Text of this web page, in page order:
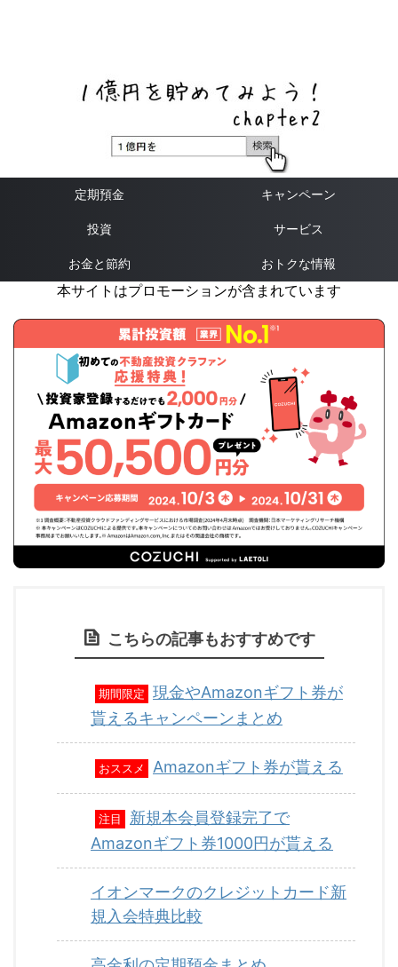
定期預金 キャンペーン
投資 サービス
お金と節約 おトクな情報
本サイトはプロモーションが含まれています
こちらの記事もおすすめです
期間限定
現金やAmazonギフト券が
貰えるキャンペーンまとめ
おススメ Amazonギフト券が貰える
注目
新規本会員登録完了で
Amazonギフト券1000円が貰える
イオンマークのクレジットカード新
規入会特典比較